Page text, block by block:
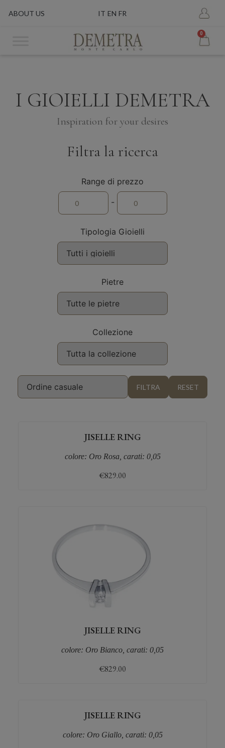
ABOUT US IT EN FR
0
I GIOIELLI DEMETRA
Inspiration for your desires
Filtra la ricerca
Range di prezzo
-
Tipologia Gioielli
Pietre
Collezione
JISELLE RING
colore: Oro Rosa, carati: 0,05
€829.00
JISELLE RING
colore: Oro Bianco, carati: 0,05
€829.00
JISELLE RING
colore: Oro Giallo, carati: 0,05